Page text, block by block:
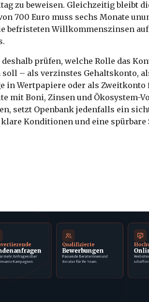
zu beweisen. Gleichzeitig bleibt
700 Euro muss sechs Monate
befristeten Willkommenszinsen
deshalb prüfen, welche Rolle das
– als verzinstes Gehaltskonto,
in Wertpapiere oder als Zweitkonto
mit Boni, Zinsen und Ökosystem-
setzt Openbank jedenfalls ein
Konditionen und eine spürbare
mehr Anfragen über
Kampagnen.
Qualifizierte
Bewerbungen
Passende Beraterinnen und
Berater für Ihr Team.